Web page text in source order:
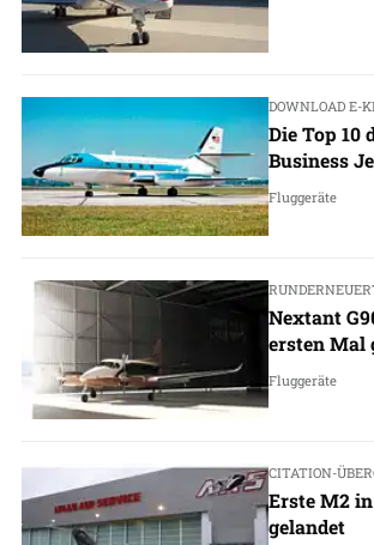
DOWNLOAD E-
Die Top 10
Business
Fluggeräte
Nextant
ersten Mal
Fluggeräte
CITATION-
Erste M2
gelandet